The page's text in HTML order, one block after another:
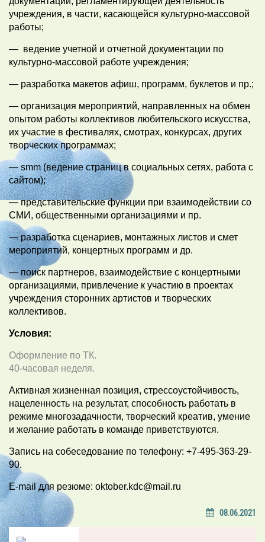
учреждения, в части, касающейся культурно-массовой
работы;
— ведение учетной и отчетной документации по
культурно-массовой работе учреждения;
— разработка макетов афиш, программ, буклетов и пр.;
— организация мероприятий, направленных на обмен
опытом работы коллективов любительского искусства,
их участие в фестивалях, смотрах, конкурсах, других
творческих программах;
— smm (ведение страниц в социальных сетях, работа с
сайтом);
— представительские функции при взаимодействии со
СМИ, общественными организациями и пр.
— разработка сценариев, монтажных листов и смет
мероприятий, концертных программ и др.
— поиск партнеров, взаимодействие с концертными
организациями, привлечение к участию в проектах
учреждения сторонних артистов и творческих
коллективов.
Условия:
Оформление по ТК.
40-часовая неделя.
Активная жизненная позиция, стрессоустойчивость,
нацеленность на результат, способность работать в
режиме многозадачности, творческий креатив, умение
и желание работать в команде приветствуются.
Запись на собеседование по телефону: +7-495-363-29-
90.
E-mail для резюме: oktober.kdc@mail.ru
08.06.2021